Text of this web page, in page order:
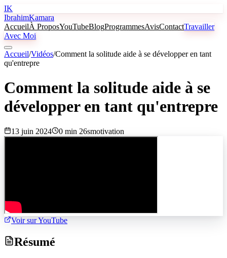
IK
IbrahimKamara
AccueilÀ ProposYouTubeBlogProgrammesAvisContactTravailler
Avec Moi
Accueil/Vidéos/Comment la solitude aide à se développer en tant
qu'entrepre
Comment la solitude aide à se
développer en tant qu'entrepre
13 juin 2024 0 min 26smotivation
Voir sur YouTube
Résumé